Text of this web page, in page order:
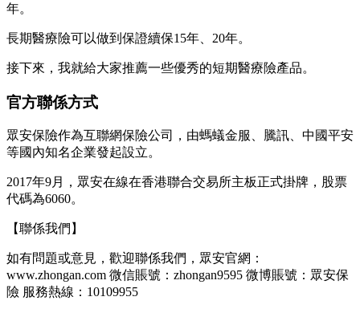
年。
長期醫療險可以做到保證續保15年、20年。
接下來，我就給大家推薦一些優秀的短期醫療險產品。
官方聯係方式
眾安保險作為互聯網保險公司，由螞蟻金服、騰訊、中國平安
等國內知名企業發起設立。
2017年9月，眾安在線在香港聯合交易所主板正式掛牌，股票
代碼為6060。
【聯係我們】
如有問題或意見，歡迎聯係我們，眾安官網：
www.zhongan.com 微信賬號：zhongan9595 微博賬號：眾安保
險 服務熱線：10109955